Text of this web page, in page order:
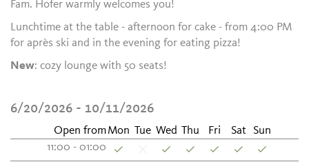
Fam. Hofer warmly welcomes you!
Lunchtime at the table - afternoon for cake - from 4:00 PM
for après ski and in the evening for eating pizza!
New: cozy lounge with 50 seats!
6/20/2026 - 10/11/2026
Open fromMon Tue Wed Thu Fri Sat
Sun
11:00 - 01:00